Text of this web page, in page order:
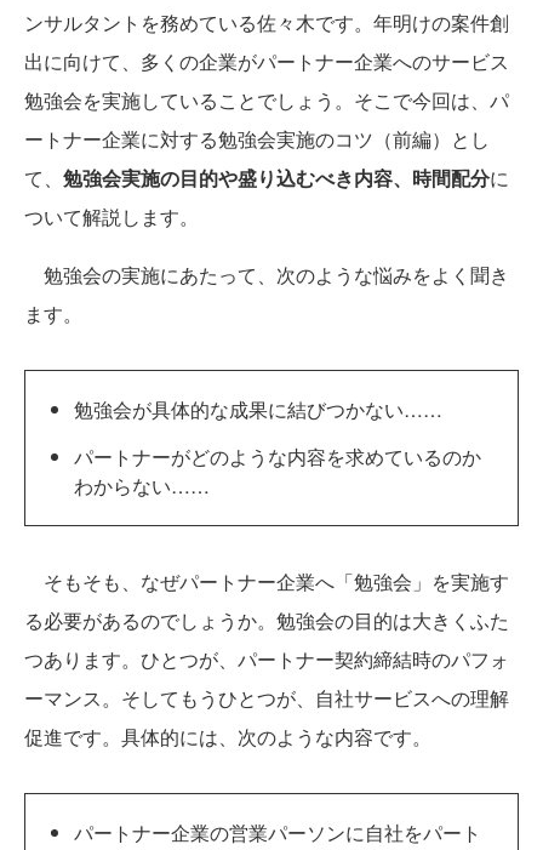
ンサルタントを務めている佐々木です。年明けの案件創
出に向けて、多くの企業がパートナー企業へのサービス
勉強会を実施していることでしょう。そこで今回は、パ
ートナー企業に対する勉強会実施のコツ（前編）とし
て、 勉強会実施の目的や盛り込むべき内容、時間配分に
ついて解説します。
勉強会の実施にあたって、次のような悩みをよく聞き
ます。
勉強会が具体的な成果に結びつかない……
パートナーがどのような内容を求めているのか
わからない……
そもそも、なぜパートナー企業へ「勉強会」を実施す
る必要があるのでしょうか。勉強会の目的は大きくふた
つあります。ひとつが、パートナー契約締結時のパフォ
ーマンス。そしてもうひとつが、自社サービスへの理解
促進です。具体的には、次のような内容です。
パートナー企業の営業パーソンに自社をパート